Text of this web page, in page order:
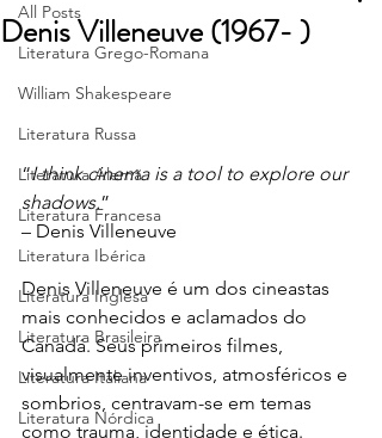
All Posts
Literatura Grego-Romana
William Shakespeare
Literatura Russa
Literatura Alemã
Literatura Francesa
Literatura Ibérica
Literatura Inglesa
Literatura Brasileira
Literatura Italiana
Literatura Nórdica
Denis Villeneuve (1967- )
“I think cinema is a tool to explore our
shadows.”
– Denis Villeneuve
Denis Villeneuve é um dos cineastas
mais conhecidos e aclamados do
Canadá. Seus primeiros filmes,
visualmente inventivos, atmosféricos e
sombrios, centravam-se em temas
como trauma, identidade e ética.